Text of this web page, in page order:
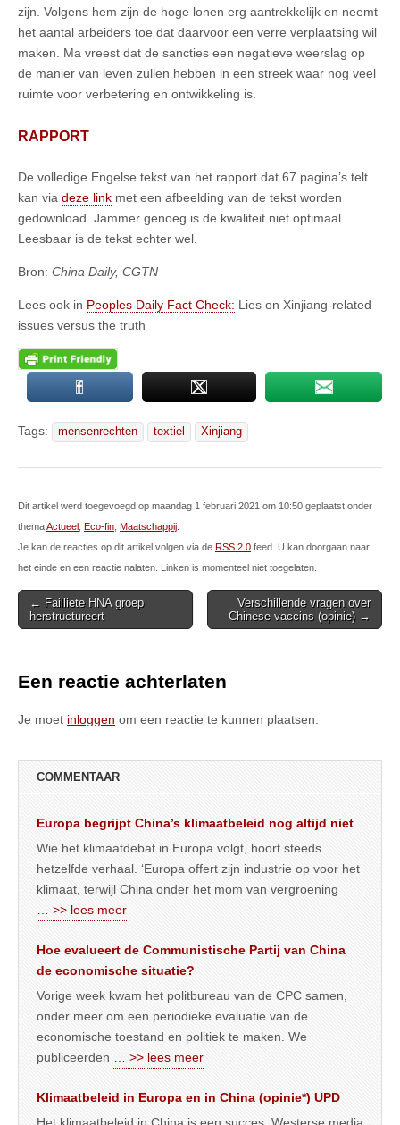
zijn. Volgens hem zijn de hoge lonen erg aantrekkelijk en neemt
het aantal arbeiders toe dat daarvoor een verre verplaatsing wil
maken. Ma vreest dat de sancties een negatieve weerslag op
de manier van leven zullen hebben in een streek waar nog veel
ruimte voor verbetering en ontwikkeling is.
RAPPORT
De volledige Engelse tekst van het rapport dat 67 pagina’s telt
kan via deze link met een afbeelding van de tekst worden
gedownload. Jammer genoeg is de kwaliteit niet optimaal.
Leesbaar is de tekst echter wel.
Bron: China Daily, CGTN
Lees ook in Peoples Daily Fact Check: Lies on Xinjiang-related
issues versus the truth
Tags: mensenrechten textiel Xinjiang
Dit artikel werd toegevoegd op maandag 1 februari 2021 om 10:50 geplaatst onder
themaActueel Eco-fin Maatschappij
Je kan de reacties op dit artikel volgen via de RSS 2.0 feed. U kan doorgaan naar
het einde en een reactie nalaten. Linken is momenteel niet toegelaten.
Post
navigation
← Failliete HNA groep
herstructureert
Verschillende vragen over
Chinese vaccins (opinie) →
Een reactie achterlaten
Je moet inloggen om een reactie te kunnen plaatsen.
COMMENTAAR
Europa begrijpt China’s klimaatbeleid nog altijd niet
Wie het klimaatdebat in Europa volgt, hoort steeds
hetzelfde verhaal. ‘Europa offert zijn industrie op voor het
klimaat, terwijl China onder het mom van vergroening
… >> lees meer
Hoe evalueert de Communistische Partij van China
de economische situatie?
Vorige week kwam het politbureau van de CPC samen,
onder meer om een periodieke evaluatie van de
economische toestand en politiek te maken. We
publiceerden
… >> lees meer
Klimaatbeleid in Europa en in China (opinie*) UPD